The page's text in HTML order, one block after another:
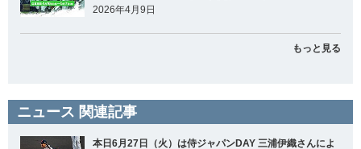
2026年4月9日
もっと見る
ニュース 関連記事
本日6月27日（火）は侍ジャパンDAY 三浦伊織さんによ